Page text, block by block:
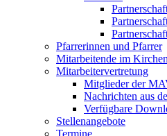
Pfarrerinnen und Pfarrer
Mitarbeitende im
Mitarbeitervertretung
Mitglieder der
Nachrichten aus
Verfügbare
Stellenangebote
Termine